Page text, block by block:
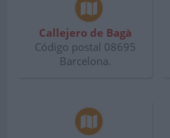
Callejero de Bagà
Código postal 08695
Barcelona.